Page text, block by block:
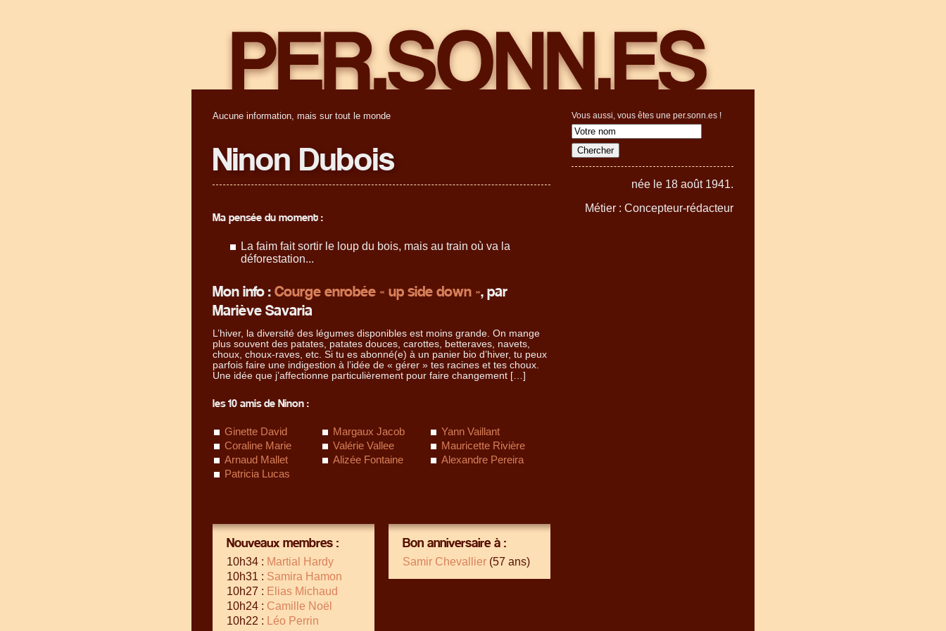
Aucune information, mais sur tout le monde
Ninon Dubois
Vous aussi, vous êtes une per.sonn.es !
née le 18 août 1941.
Métier : Concepteur-rédacteur
Ma pensée du moment :
La faim fait sortir le loup du bois, mais au train où va la
déforestation...
Mon info :Courge enrobée « up side down », par
Mariève Savaria
L’hiver, la diversité des légumes disponibles est moins grande. On mange
plus souvent des patates, patates douces, carottes, betteraves, navets,
choux, choux-raves, etc. Si tu es abonné(e) à un panier bio d’hiver, tu peux
parfois faire une indigestion à l’idée de « gérer » tes racines et tes choux.
Une idée que j’affectionne particulièrement pour faire changement […]
les 10 amis de Ninon :
Ginette David Margaux Jacob
Yann Vaillant
Coraline Marie
Valérie Vallee
Mauricette Rivière
Arnaud Mallet
Alizée Fontaine
Alexandre Pereira
Patricia Lucas
Nouveaux membres :
10h34 : Martial Hardy
10h31 : Samira Hamon
10h27 : Elias Michaud
10h24 : Camille Noël
10h22 :
Léo Perrin
Bon anniversaire à :
Samir Chevallier (57 ans)